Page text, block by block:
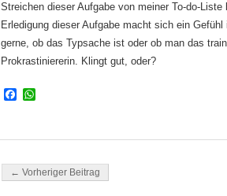
Streichen dieser Aufgabe von meiner To-do-
Erledigung dieser Aufgabe macht sich ein
gerne, ob das Typsache ist oder ob man das
Prokrastiniererin. Klingt gut, oder?
Facebook
Beitragsnavigation
← Vorheriger Beitrag